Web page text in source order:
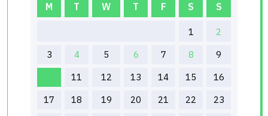
M T W T F S S
1
2
3
4 5 6 7 8
9
11 12 13 14 15
16
17
18 19 20 21 22
23